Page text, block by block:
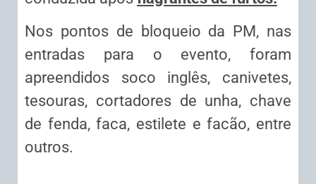
Nos pontos de bloqueio da PM, nas
entradas para o evento, foram
apreendidos soco inglês, canivetes,
tesouras, cortadores de unha, chave
de fenda, faca, estilete e facão, entre
outros.